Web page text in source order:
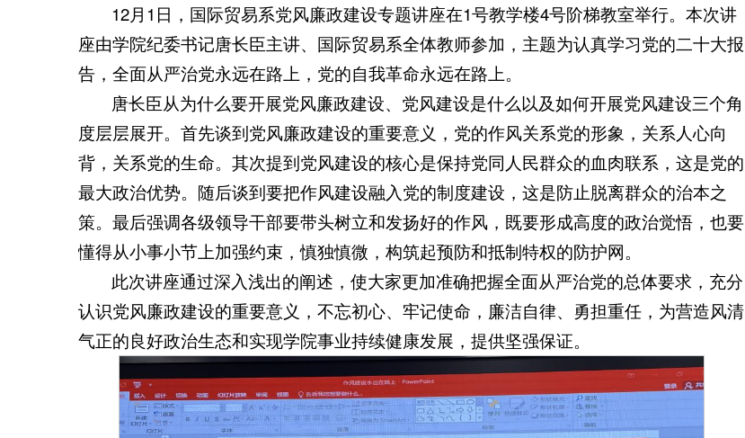
12月1日，国际贸易系党风廉政建设专题讲座在1号教学楼4号阶梯教室举行。本次讲
座由学院纪委书记唐长臣主讲、国际贸易系全体教师参加，主题为认真学习党的二十大报
告，全面从严治党永远在路上，党的自我革命永远在路上。
唐长臣从为什么要开展党风廉政建设、党风建设是什么以及如何开展党风建设三个角
度层层展开。首先谈到党风廉政建设的重要意义，党的作风关系党的形象，关系人心向
背，关系党的生命。其次提到党风建设的核心是保持党同人民群众的血肉联系，这是党的
最大政治优势。随后谈到要把作风建设融入党的制度建设，这是防止脱离群众的治本之
策。最后强调各级领导干部要带头树立和发扬好的作风，既要形成高度的政治觉悟，也要
懂得从小事小节上加强约束，慎独慎微，构筑起预防和抵制特权的防护网。
此次讲座通过深入浅出的阐述，使大家更加准确把握全面从严治党的总体要求，充分
认识党风廉政建设的重要意义，不忘初心、牢记使命，廉洁自律、勇担重任，为营造风清
气正的良好政治生态和实现学院事业持续健康发展，提供坚强保证。